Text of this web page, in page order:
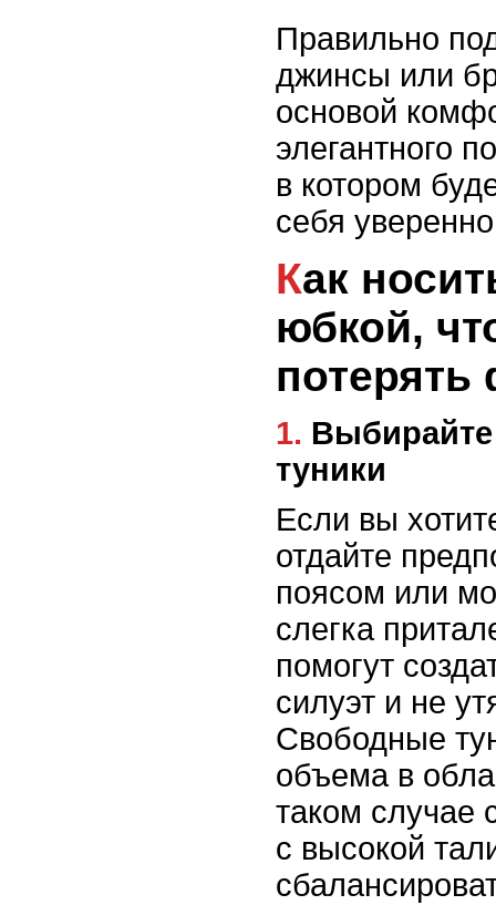
Правильно
джинсы или
основой
элегантного
в котором
себя
Как носить тунику с
юбкой,
1. Выбирайте подходящий крой
туники
Если вы
отдайте
поясом или
слегка
помогут
силуэт и не
Свободные
объема в
таком случае
с высокой